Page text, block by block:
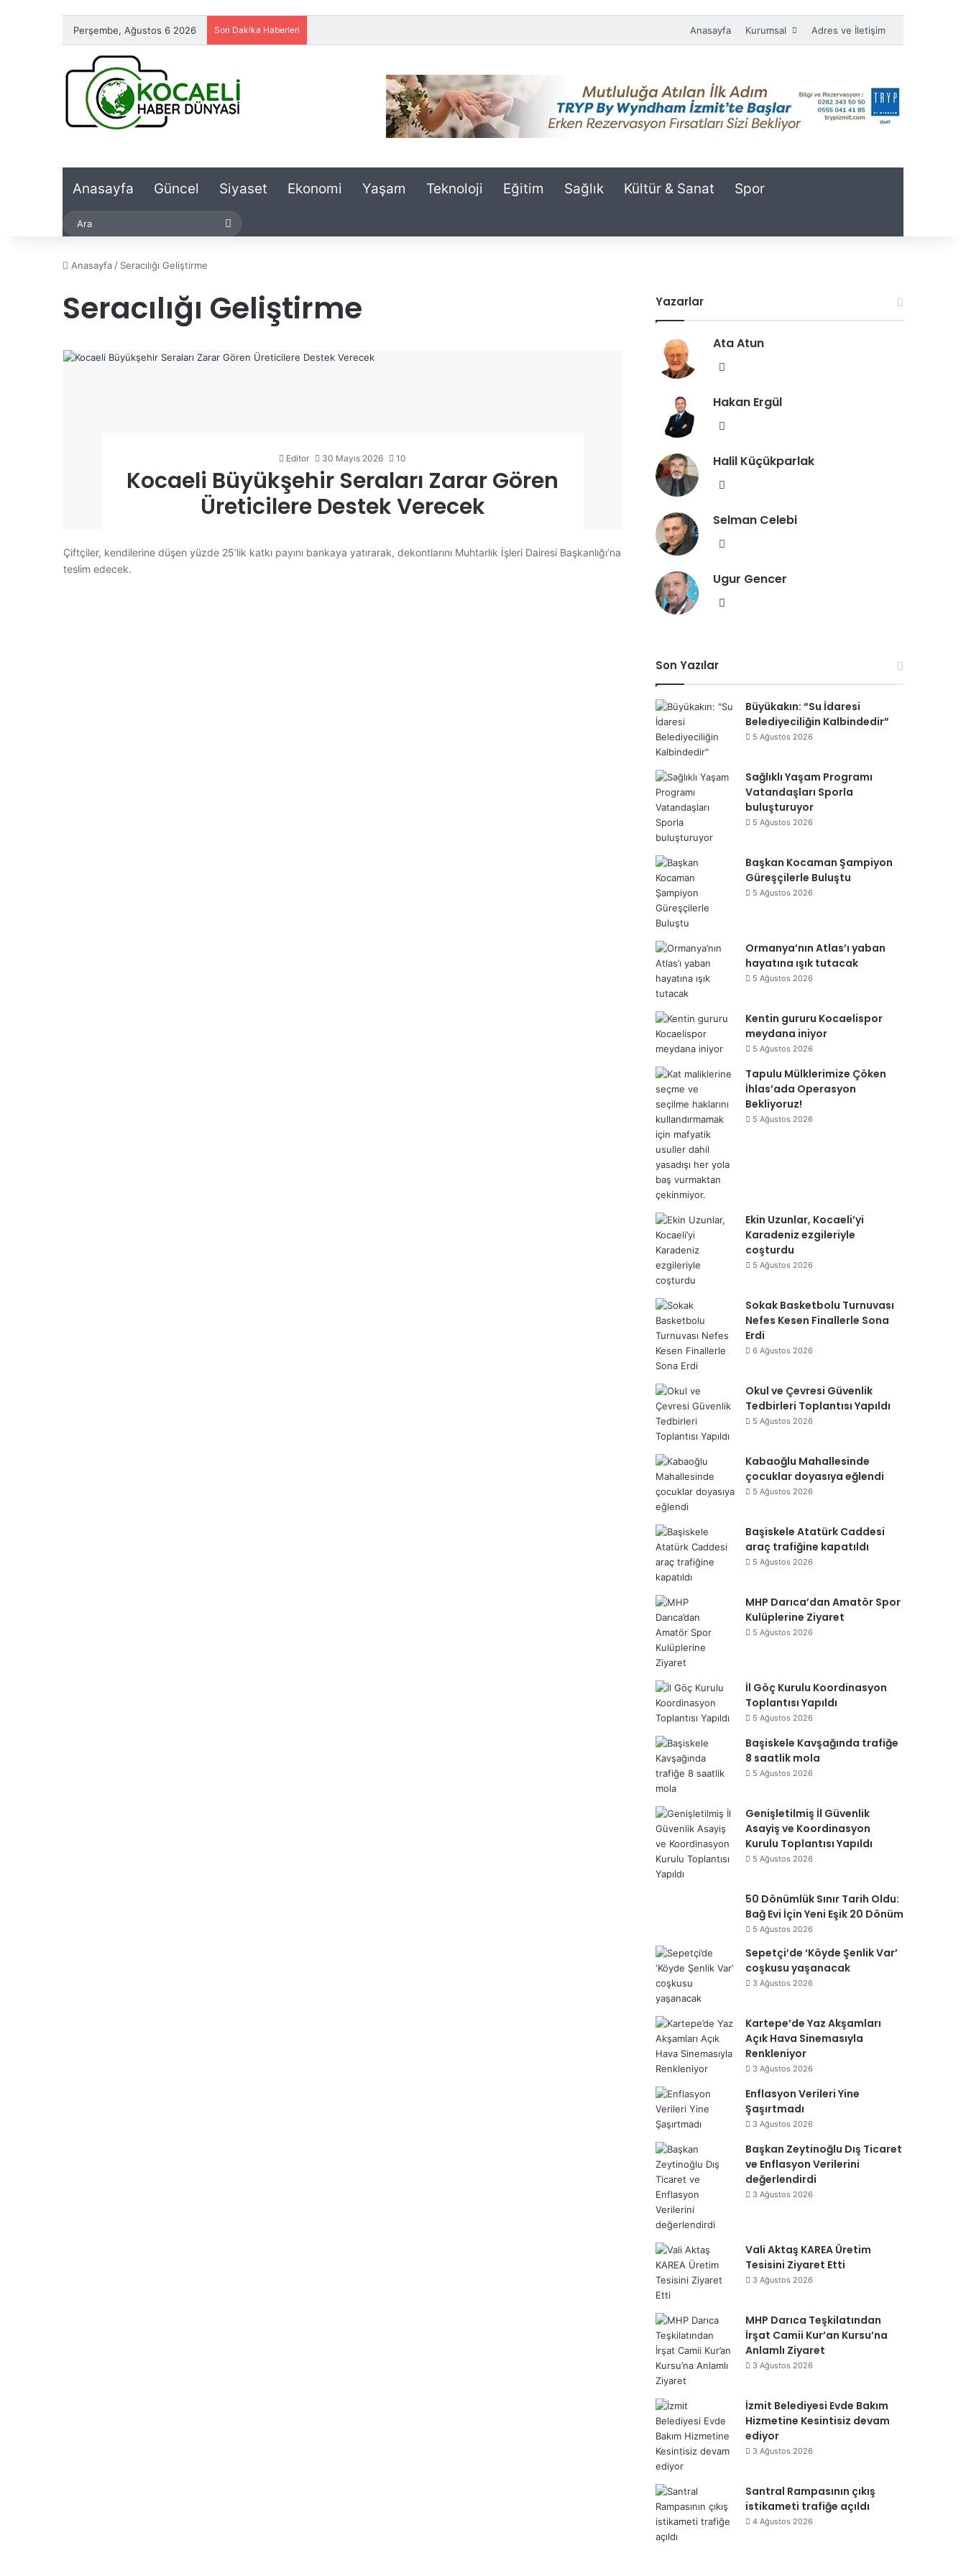
Perşembe, Ağustos 6 2026 Son Dakika Haberleri Anasayfa Kurumsal Adres ve İletişim
Anasayfa Güncel Siyaset Ekonomi Yaşam Teknoloji Eğitim Sağlık Kültür & Sanat Spor
Anasayfa / Seracılığı Geliştirme
Seracılığı Geliştirme
Editor 30 Mayıs 2026 10
Kocaeli Büyükşehir Seraları Zarar Gören
Üreticilere Destek Verecek
Çiftçiler, kendilerine düşen yüzde 25’lik katkı payını bankaya yatırarak, dekontlarını Muhtarlık İşleri Dairesi Başkanlığı’na
teslim edecek.
Yazarlar
Ata Atun
sit
Hakan Ergül
sit
Halil Küçükparlak
sit
Selman Celebi
sit
Ugur Gencer
Son Yazılar
Büyükakın: “Su İdaresi
Belediyeciliğin Kalbindedir”
5 Ağustos 2026
Sağlıklı Yaşam Programı
Vatandaşları Sporla
buluşturuyor
5 Ağustos 2026
Başkan Kocaman Şampiyon
Güreşçilerle Buluştu
5 Ağustos 2026
Ormanya’nın Atlas’ı yaban
hayatına ışık tutacak
5 Ağustos 2026
Kentin gururu Kocaelispor
meydana iniyor
5 Ağustos 2026
Tapulu Mülklerimize Çöken
İhlas’ada Operasyon
Bekliyoruz!
5 Ağustos 2026
Ekin Uzunlar, Kocaeli’yi
Karadeniz ezgileriyle
coşturdu
5 Ağustos 2026
Sokak Basketbolu Turnuvası
Nefes Kesen Finallerle Sona
Erdi
6 Ağustos 2026
Okul ve Çevresi Güvenlik
Tedbirleri Toplantısı Yapıldı
5 Ağustos 2026
Kabaoğlu Mahallesinde
çocuklar doyasıya eğlendi
5 Ağustos 2026
Başiskele Atatürk Caddesi
araç trafiğine kapatıldı
5 Ağustos 2026
MHP Darıca’dan Amatör Spor
Kulüplerine Ziyaret
5 Ağustos 2026
İl Göç Kurulu Koordinasyon
Toplantısı Yapıldı
5 Ağustos 2026
Başiskele Kavşağında trafiğe
8 saatlik mola
5 Ağustos 2026
Genişletilmiş İl Güvenlik
Asayiş ve Koordinasyon
Kurulu Toplantısı Yapıldı
5 Ağustos 2026
50 Dönümlük Sınır Tarih Oldu:
Bağ Evi İçin Yeni Eşik 20 Dönüm
5 Ağustos 2026
Sepetçi’de ‘Köyde Şenlik Var’
coşkusu yaşanacak
3 Ağustos 2026
Kartepe’de Yaz Akşamları
Açık Hava Sinemasıyla
Renkleniyor
3 Ağustos 2026
Enflasyon Verileri Yine
Şaşırtmadı
3 Ağustos 2026
Başkan Zeytinoğlu Dış Ticaret
ve Enflasyon Verilerini
değerlendirdi
3 Ağustos 2026
Vali Aktaş KAREA Üretim
Tesisini Ziyaret Etti
3 Ağustos 2026
MHP Darıca Teşkilatından
İrşat Camii Kur’an Kursu’na
Anlamlı Ziyaret
3 Ağustos 2026
İzmit Belediyesi Evde Bakım
Hizmetine Kesintisiz devam
ediyor
3 Ağustos 2026
Santral Rampasının çıkış
istikameti trafiğe açıldı
4 Ağustos 2026